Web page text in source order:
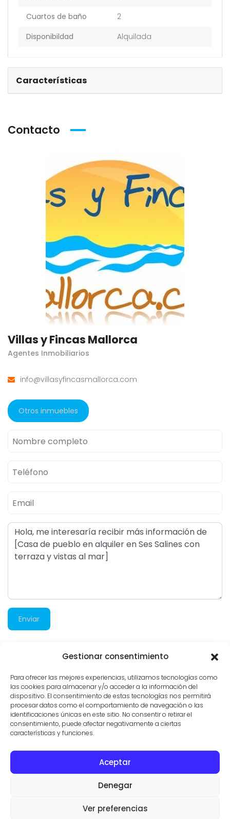
Gestionar consentimiento
Para ofrecer las mejores experiencias, utilizamos tecnologías como
las cookies para almacenar y/o acceder a la información del
dispositivo. El consentimiento de estas tecnologías nos permitirá
procesar datos como el comportamiento de navegación o las
identificaciones únicas en este sitio. No consentir o retirar el
consentimiento, puede afectar negativamente a ciertas
características y funciones.
Aceptar
Denegar
Ver preferencias
Cuartos de baño
2
Disponibildad
Alquilada
Características
Contacto
Villas y Fincas Mallorca
Agentes Inmobiliarios
info@villasyfincasmallorca.com
Otros inmuebles
Enviar
4.025 visitas
© AGENTES INMOBILIARIOS EN SES SALINESVILLAS Y FINCAS MALLORCA